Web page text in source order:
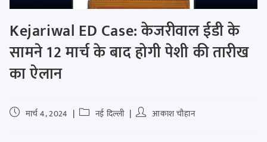
Kejariwal ED Case: केजरीवाल ईडी के
सामने 12 मार्च के बाद होगी पेशी की तारीख
का ऐलान
मार्च 4, 2024 नई दिल्ली आकाश चौहान